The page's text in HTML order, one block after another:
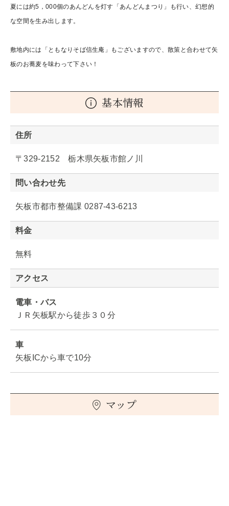
夏には約5，000個のあんどんを灯す「あんどんまつり」も行い、幻想的
な空間を生み出します。
敷地内には「ともなりそば信生庵」もございますので、散策と合わせて矢
板のお蕎麦を味わって下さい！
基本情報
住所
〒329-2152 栃木県矢板市館ノ川
問い合わせ先
矢板市都市整備課 0287-43-6213
料金
無料
アクセス
電車・バス
ＪＲ矢板駅から徒歩３０分
車
矢板ICから車で10分
マップ